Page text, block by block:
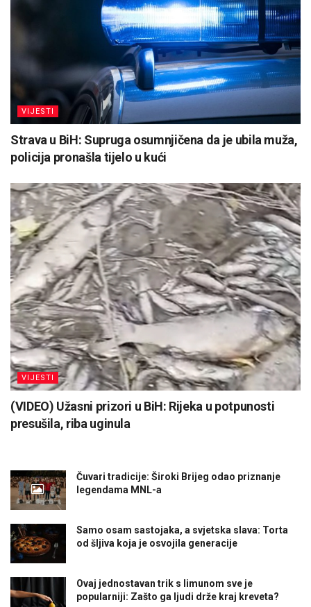
VIJESTI
Strava u BiH: Supruga osumnjičena da je ubila muža,
policija pronašla tijelo u kući
VIJESTI
(VIDEO) Užasni prizori u BiH: Rijeka u potpunosti
presušila, riba uginula
Čuvari tradicije: Široki Brijeg odao priznanje
legendama MNL-a
Samo osam sastojaka, a svjetska slava: Torta
od šljiva koja je osvojila generacije
Ovaj jednostavan trik s limunom sve je
popularniji: Zašto ga ljudi drže kraj kreveta?